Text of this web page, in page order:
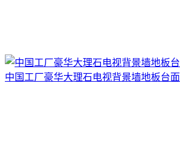
中国工厂豪华大理石电视背景墙地板台面